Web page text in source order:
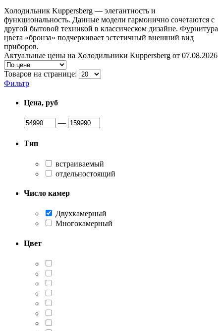
Холодильник Kuppersberg — элегантность и
функциональность. Данные модели гармонично сочетаются с
другой бытовой техникой в классическом дизайне. Фурнитура
цвета «бронза» подчеркивает эстетичный внешний вид
приборов.
Актуальные цены на Холодильники Kuppersberg от 07.08.2026
Товаров на странице:
Фильтр
Цена, руб
—
Тип
встраиваемый
отдельностоящий
Число камер
Двухкамерный
Многокамерный
Цвет